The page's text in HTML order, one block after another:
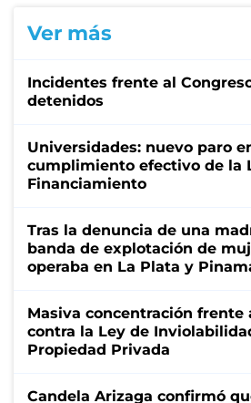
Ver más
Incidentes frente al
detenidos
Universidades: nuevo paro
cumplimiento efectivo de la
Financiamiento
Tras la denuncia de una
banda de explotación de
operaba en La Plata y
Masiva concentración frente
contra la Ley de
Propiedad Privada
Candela Arizaga confirmó